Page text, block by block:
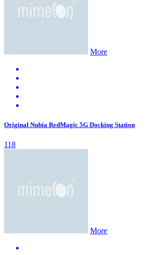
More
Original Nubia RedMagic 5G Docking Station
118
More